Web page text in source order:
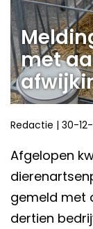
met
Redactie | 30-
Afgelopen
gemeld met
dertien